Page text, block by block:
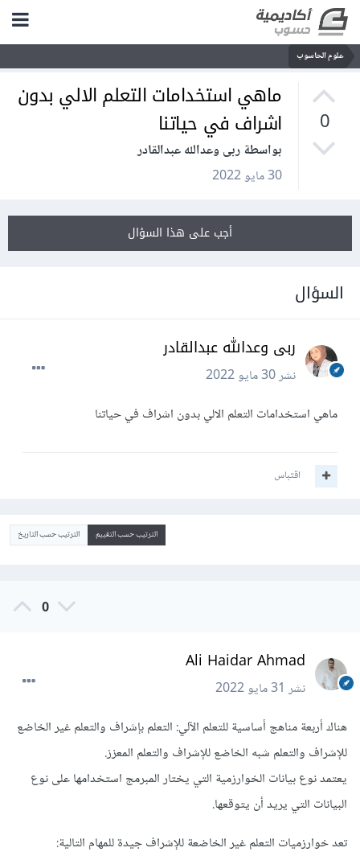
علوم الحاسوب
0
ماهي استخدامات التعلم الالي بدون
اشراف في حياتنا
بواسطة ربى وعدالله عبدالقادر
30 مايو 2022
أجب على هذا السؤال
السؤال
ربى وعدالله عبدالقادر
نشر30 مايو 2022
ماهي استخدامات التعلم الالي بدون اشراف في حياتنا
اقتباس
الترتيب حسب التقييم الترتيب حسب التاريخ
0
Ali Haidar Ahmad
نشر31 مايو 2022
هناك أربعة مناهج أساسية للتعلم الآلي: التعلم بإشراف والتعلم غير الخاضع
للإشراف والتعلم شبه الخاضع للإشراف والتعلم المعزز.
يعتمد نوع بيانات الخوارزمية التي يختار المبرمج استخدامها على نوع
البيانات التي يريد أن يتوقعها.
تعد خوارزميات التعلم غير الخاضعة للإشراف جيدة للمهام التالية: